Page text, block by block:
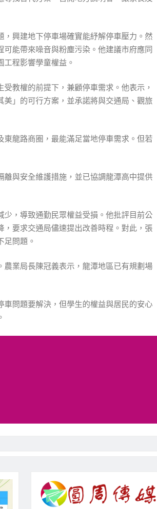
興建地下停車場確實能紓解停車壓力。然
能帶來噪音與粉塵污染。他建議市府應同
程影響學童權益。
教權的前提下，兼顧停車需求。他表示，
」的可行方案，並承諾將與交通局、觀旅
龍路商圈，最能滿足當地停車需求。但若
與安全維護措施，並已協調龍潭高中提供
，導致通勤民眾權益受損。他批評目前公
要求交通局儘速提出改善時程。對此，張
問題。
業局長陳冠義表示，龍潭地區已有規劃場
問題要解決，但學生的權益與居民的安心